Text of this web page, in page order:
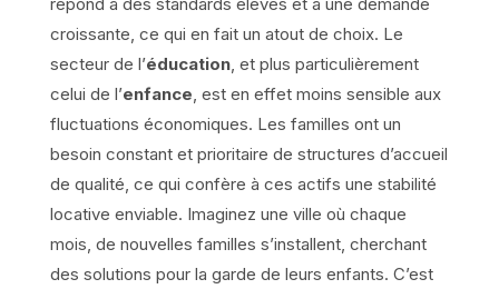
croissante, ce qui en fait un atout de choix. Le
secteur de l’éducation, et plus particulièrement
celui de l’enfance , est en effet moins sensible aux
fluctuations économiques. Les familles ont un
besoin constant et prioritaire de structures d’accueil
de qualité, ce qui confère à ces actifs une stabilité
locative enviable. Imaginez une ville où chaque
mois, de nouvelles familles s’installent, cherchant
des solutions pour la garde de leurs enfants. C’est